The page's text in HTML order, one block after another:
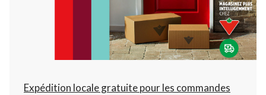
à
22:00
cliquer
pour
changer
Expédition locale gratuite pour les commandes